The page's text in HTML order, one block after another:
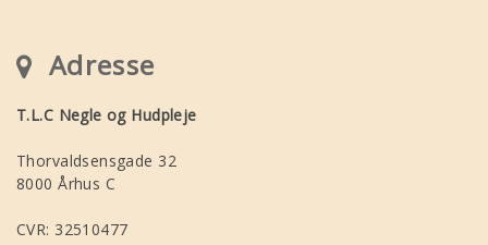
Adresse
T.L.C Negle og Hudpleje
Thorvaldsensgade 32
8000 Århus C
CVR: 32510477